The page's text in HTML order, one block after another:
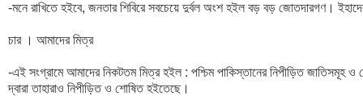
-মনে রাখিতে হইবে, জনতার শিবিরে সবচেয়ে দুর্বল অংশ হইল বড় বড় জোতদারগণ।
চার । আমাদের মিত্র
-এই সংগ্রামে আমাদের নিকটতম মিত্র হইল : পশ্চিম পাকিস্তানের নিপীড়িত
দ্বারা তাহারাও নিপীড়িত ও শোষিত হইতেছে।